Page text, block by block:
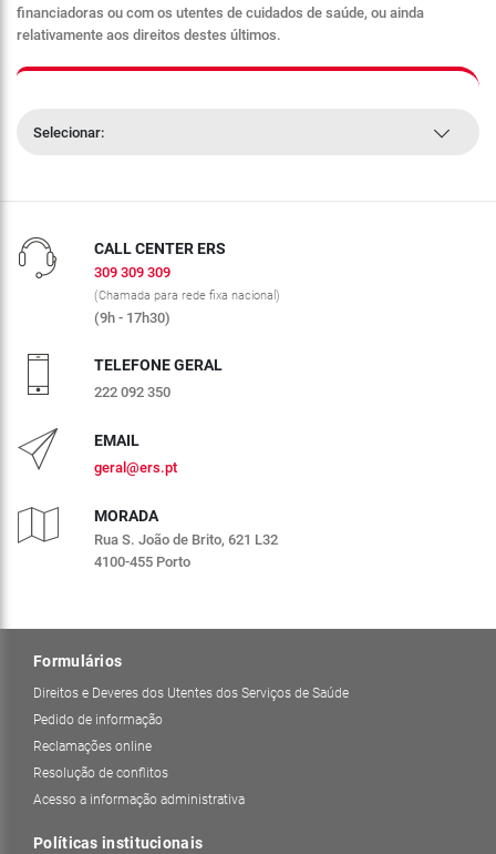
financiadoras ou com os utentes de cuidados de saúde, ou ainda
relativamente aos direitos destes últimos.
Selecionar:
CALL CENTER ERS
309 309 309
(Chamada para rede fixa nacional)
(9h - 17h30)
TELEFONE GERAL
222 092 350
EMAIL
geral@ers.pt
MORADA
Rua S. João de Brito, 621 L32
4100-455 Porto
Formulários
Direitos e Deveres dos Utentes dos Serviços de Saúde
Pedido de informação
Reclamações online
Resolução de conflitos
Acesso a informação administrativa
Políticas institucionais